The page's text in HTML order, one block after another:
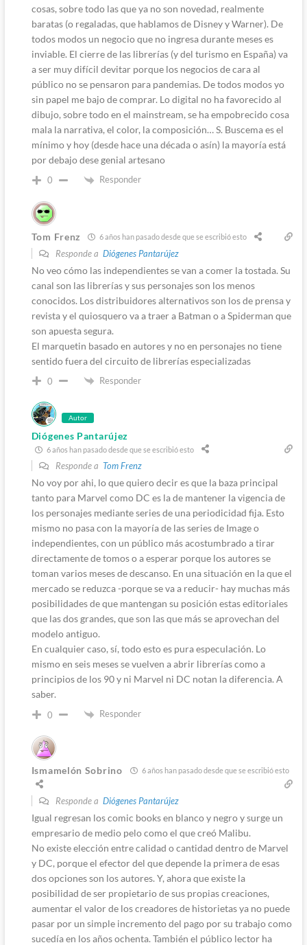
cosas, sobre todo las que ya no son novedad, realmente
baratas (o regaladas, que hablamos de Disney y Warner). De
todos modos un negocio que no ingresa durante meses es
inviable. El cierre de las librerías (y del turismo en España) va
a ser muy difícil devitar porque los negocios de cara al
público no se pensaron para pandemias. De todos modos yo
sin papel me bajo de comprar. Lo digital no ha favorecido al
dibujo, sobre todo en el mainstream, se ha empobrecido cosa
mala la narrativa, el color, la composición… S. Buscema es el
mínimo y hoy (desde hace una década o asín) la mayoría está
por debajo dese genial artesano
0 Responder
Tom Frenz 6 años han pasado desde que se escribió esto
Responde a Diógenes Pantarújez
No veo cómo las independientes se van a comer la tostada. Su
canal son las librerías y sus personajes son los menos
conocidos. Los distribuidores alternativos son los de prensa y
revista y el quiosquero va a traer a Batman o a Spiderman que
son apuesta segura.
El marquetin basado en autores y no en personajes no tiene
sentido fuera del circuito de librerías especializadas
0 Responder
Autor
Diógenes Pantarújez
6 años han pasado desde que se escribió esto
Responde a Tom Frenz
No voy por ahi, lo que quiero decir es que la baza principal
tanto para Marvel como DC es la de mantener la vigencia de
los personajes mediante series de una periodicidad fija. Esto
mismo no pasa con la mayoría de las series de Image o
independientes, con un público más acostumbrado a tirar
directamente de tomos o a esperar porque los autores se
toman varios meses de descanso. En una situación en la que el
mercado se reduzca -porque se va a reducir- hay muchas más
posibilidades de que mantengan su posición estas editoriales
que las dos grandes, que son las que más se aprovechan del
modelo antiguo.
En cualquier caso, sí, todo esto es pura especulación. Lo
mismo en seis meses se vuelven a abrir librerías como a
principios de los 90 y ni Marvel ni DC notan la diferencia. A
saber.
0 Responder
Ismamelón Sobrino 6 años han pasado desde que se escribió esto
Responde a Diógenes Pantarújez
Igual regresan los comic books en blanco y negro y surge un
empresario de medio pelo como el que creó Malibu.
No existe elección entre calidad o cantidad dentro de Marvel
y DC, porque el efector del que depende la primera de esas
dos opciones son los autores. Y, ahora que existe la
posibilidad de ser propietario de sus propias creaciones,
aumentar el valor de los creadores de historietas ya no puede
pasar por un simple incremento del pago por su trabajo como
sucedía en los años ochenta. También el público lector ha